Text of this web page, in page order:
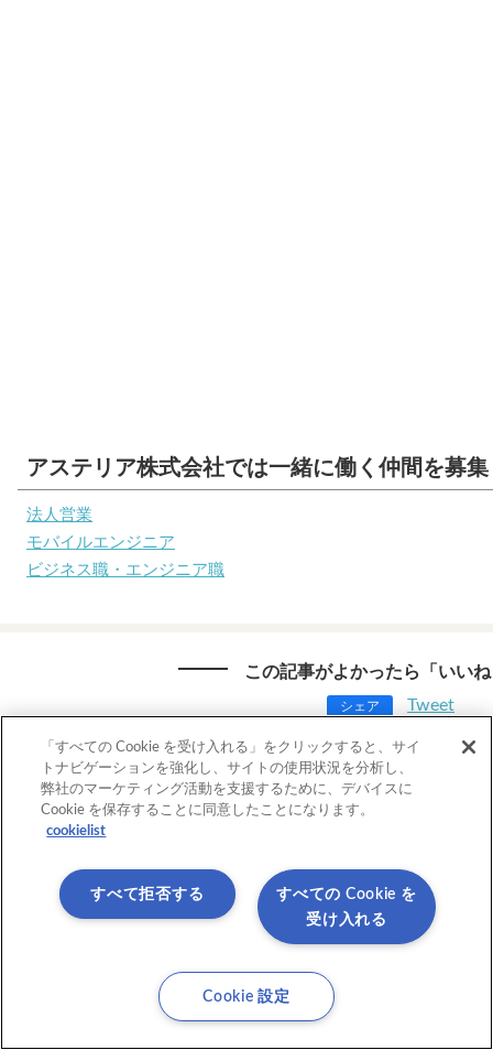
アステリア株式会社では一緒に働く仲間を募
法人営業
モバイルエンジニア
ビジネス職・エンジニア職
この記事がよかったら「いい
シェア Tweet
この記事を書いた人
アステリア株式会社が運営するオウンドメデ
部です。”人を感じるテクノロジー”をテーマ
ご紹介します。
「すべての Cookie を受け入れる」をクリックすると、サイ
トナビゲーションを強化し、サイトの使用状況を分析し、
弊社のマーケティング活動を支援するために、デバイスに
Cookie を保存することに同意したことになります。
cookielist
すべての Cookie を
受け入れる
すべて拒否する
Cookie 設定